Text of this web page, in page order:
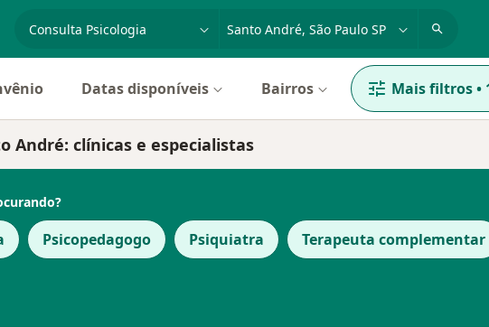
cidade ou região
Datas disponíveis Bairros Mais filtros•
André: clínicas e especialistas
Psicopedagogo Psiquiatra Terapeuta complementar